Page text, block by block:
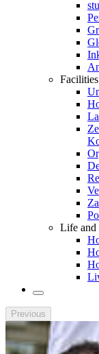
Life and
Previous